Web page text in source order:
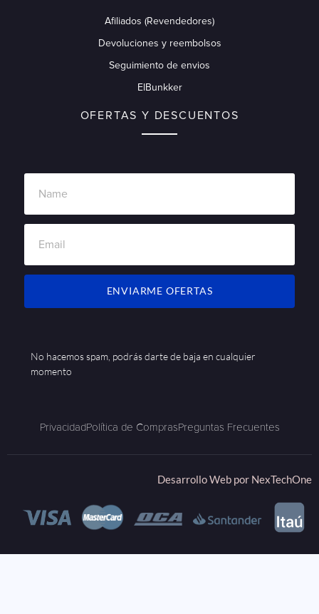
Afiliados (Revendedores)
Devoluciones y reembolsos
Seguimiento de envios
ElBunkker
OFERTAS Y DESCUENTOS
ENVIARME OFERTAS
No hacemos spam, podrás darte de baja en cualquier
momento
PrivacidadPolítica de ComprasPreguntas Frecuentes
Desarrollo Web por NexTechOne